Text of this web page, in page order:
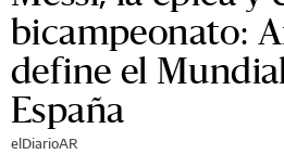
bicampeonato:
define el
España
elDiarioAR